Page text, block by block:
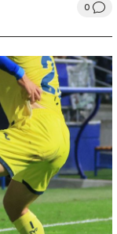
0